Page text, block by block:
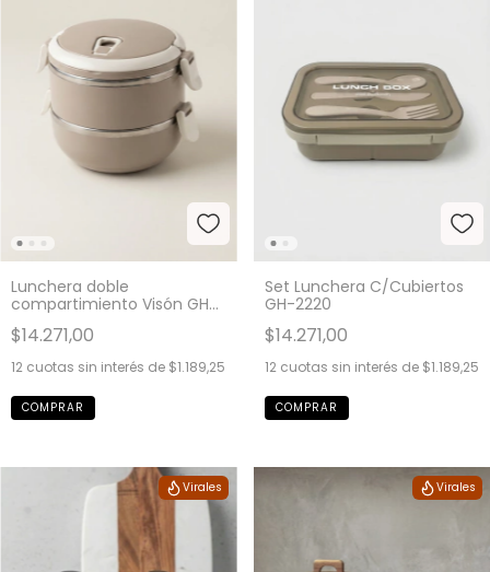
Lunchera doble
compartimiento Visón GH-
$14.271,00
12 cuotas sin interés de $1.189,25
Set Lunchera C/Cubiertos
GH-2220
$14.271,00
12 cuotas sin interés de $1.189,25
Virales Virales